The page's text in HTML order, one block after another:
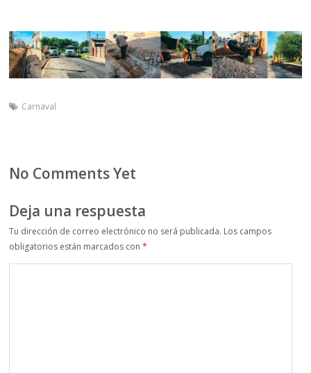
Carnaval
No Comments Yet
Deja una respuesta
Tu dirección de correo electrónico no será publicada. Los campos
obligatorios están marcados con*